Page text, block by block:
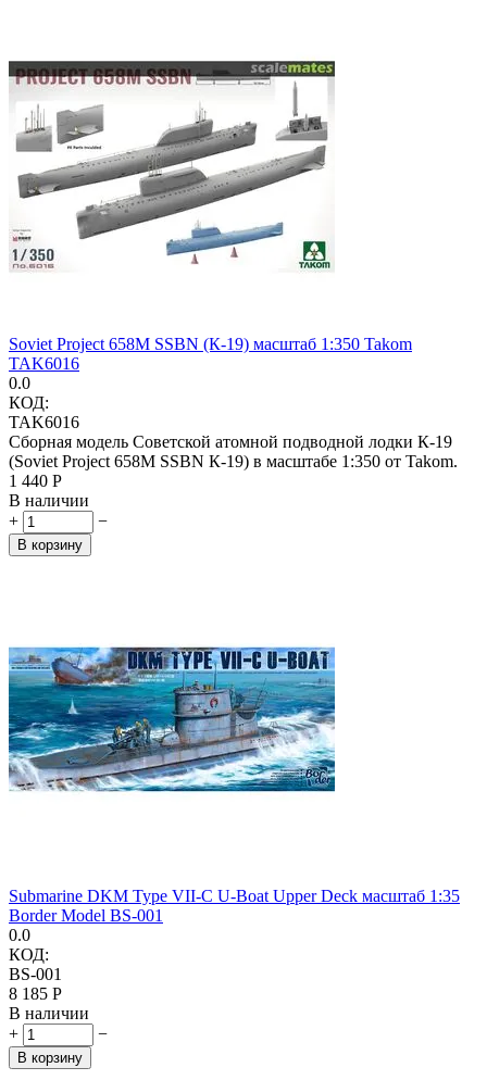
Soviet Project 658M SSBN (К-19) масштаб 1:350 Takom
TAK6016
0.0
КОД:
TAK6016
Сборная модель Советской атомной подводной лодки К-19
(Soviet Project 658M SSBN К-19) в масштабе 1:350 от Takom.
1 440 Р
В наличии
+
−
В корзину
Submarine DKM Type VII-C U-Boat Upper Deck масштаб 1:35
Border Model BS-001
0.0
КОД:
BS-001
8 185 Р
В наличии
+
−
В корзину